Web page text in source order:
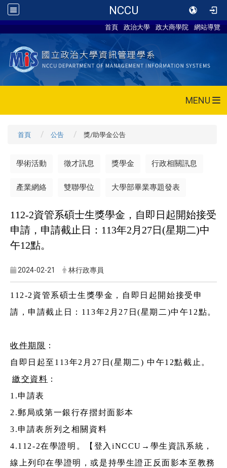
NCCU
首頁 政治大學 政大商學院 網站導覽
MENU
首頁 公告 獎/助學金公告
學術活動 徵才訊息 獎學金 行政相關訊息
產業網絡 雙聯學位 大學部畢業專題發表
112-2資管系碩士生獎學金，自即日起開始接受
申請，申請截止日：113年2月27日(星期二)中
午12點。
2024-02-21 林行政專員
112-2 資管系碩士生獎學金，自即日起開始接受申
請，申請截止日：113年2月27日(星期二)中午12點。
收件期限 ：
自即日起至 113年2月27日(星期二) 中午12點截止。
繳交資料 ：
1.申請表
2.郵局或第一銀行存摺封面影本
3.申請表所列之相關資料
4.112-2在學證明。【登入iNCCU→學生資訊系統，
線上列印在學證明，或是持學生證正反面影本至教務